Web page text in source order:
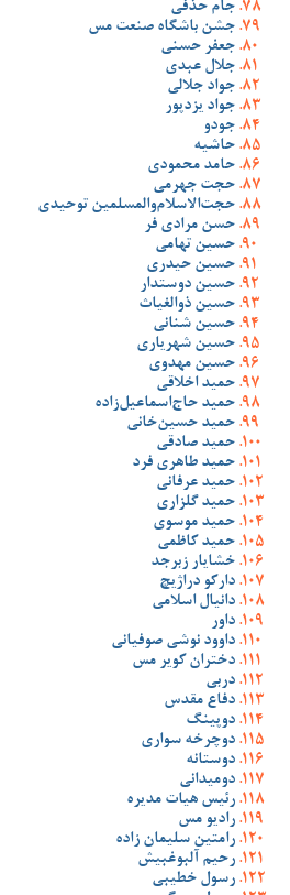
جام حذفی
جشن باشگاه صنعت مس
جعفر حسنی
جلال عبدی
جواد جلالی
جواد یزدپور
جودو
حاشیه
حامد محمودی
حجت جهرمی
حجت‌الاسلام‌والمسلمین توحیدی
حسن مرادی فر
حسین تهامی
حسین حیدری
حسین دوستدار
حسین ذوالغیاث
حسین شنانی
حسین شهریاری
حسین مهدوی
حمید اخلاقی
حمید حاج‌اسماعیل‌زاده
حمید حسین‌خانی
حمید صادقی
حمید طاهری فرد
حمید عرفانی
حمید گلزاری
حمید موسوی
حمید کاظمی
خشایار زبرجد
دارکو دراژیچ
دانیال اسلامی
داور
داوود نوشی صوفیانی
دختران کویر مس
دربی
دفاع مقدس
دوپینگ
دوچرخه سواری
دوستانه
دومیدانی
رئیس هیات مدیره
رادیو مس
رامتین سلیمان زاده
رحیم آلبوغبیش
رسول خطیبی